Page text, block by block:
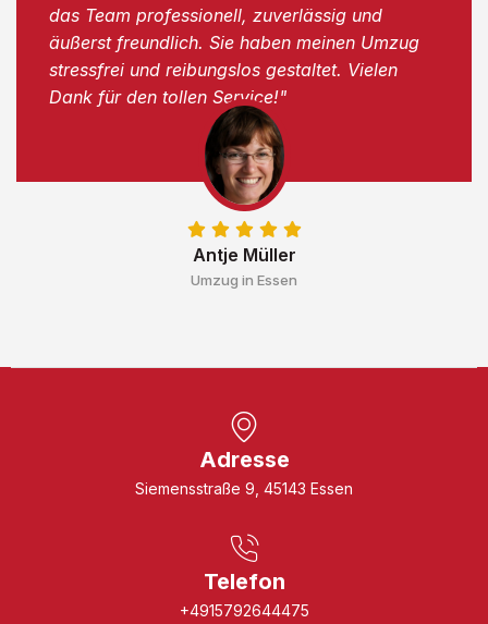
Antje Müller
Umzug in Essen
das Team professionell, zuverlässig und
äußerst freundlich. Sie haben meinen Umzug
stressfrei und reibungslos gestaltet. Vielen
Dank für den tollen Service!"
Adresse
Siemensstraße 9, 45143 Essen
Telefon
+4915792644475